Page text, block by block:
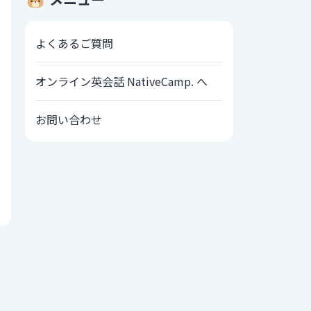
よくあるご質問
オンライン英会話 NativeCamp. へ
お問い合わせ